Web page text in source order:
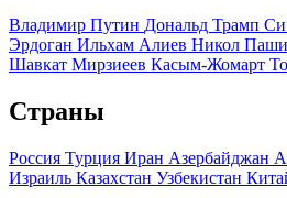
Владимир Путин Дональд Трамп Си
Эрдоган Ильхам Алиев Никол
Шавкат Мирзиеев Касым-Жомарт
Страны
Россия Турция Иран Азербайджан
Израиль Казахстан Узбекистан